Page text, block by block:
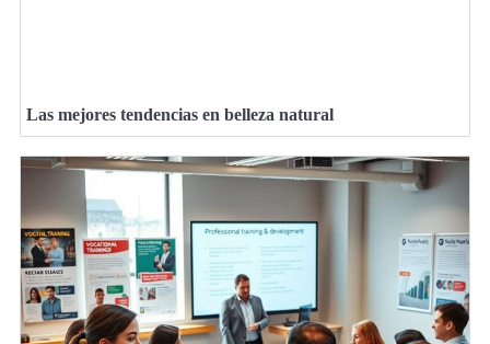
Las mejores tendencias en belleza natural